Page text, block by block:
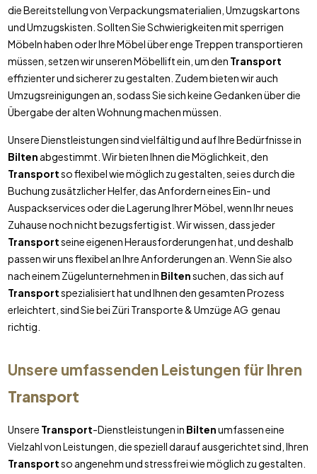
die Bereitstellung von Verpackungsmaterialien, Umzugskartons
und Umzugskisten. Sollten Sie Schwierigkeiten mit sperrigen
Möbeln haben oder Ihre Möbel über enge Treppen transportieren
müssen, setzen wir unseren Möbellift ein, um den Transport
effizienter und sicherer zu gestalten. Zudem bieten wir auch
Umzugsreinigungen an, sodass Sie sich keine Gedanken über die
Übergabe der alten Wohnung machen müssen.
Unsere Dienstleistungen sind vielfältig und auf Ihre Bedürfnisse in
Bilten abgestimmt. Wir bieten Ihnen die Möglichkeit, den
Transportso flexibel wie möglich zu gestalten, sei es durch die
Buchung zusätzlicher Helfer, das Anfordern eines Ein- und
Auspackservices oder die Lagerung Ihrer Möbel, wenn Ihr neues
Zuhause noch nicht bezugsfertig ist. Wir wissen, dass jeder
Transportseine eigenen Herausforderungen hat, und deshalb
passen wir uns flexibel an Ihre Anforderungen an. Wenn Sie also
nach einem Zügelunternehmen in Biltensuchen, das sich auf
Transportspezialisiert hat und Ihnen den gesamten Prozess
erleichtert, sind Sie bei Züri Transporte & Umzüge AG genau
richtig.
Unsere umfassenden Leistungen für Ihren
Transport
Unsere Transport-Dienstleistungen in Biltenumfassen eine
Vielzahl von Leistungen, die speziell darauf ausgerichtet sind, Ihren
Transportso angenehm und stressfrei wie möglich zu gestalten.